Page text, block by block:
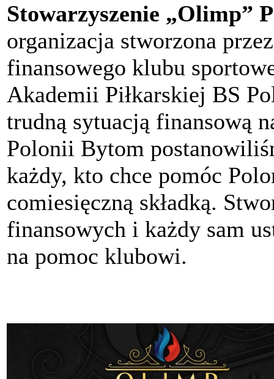
Stowarzyszenie „Olimp”
organizacja stworzona
finansowego klubu
Akademii Piłkarskiej BS
trudną sytuacją finansową
Polonii Bytom
każdy, kto chce pomóc
comiesięczną składką.
finansowych i każdy sam
na pomoc klubowi.